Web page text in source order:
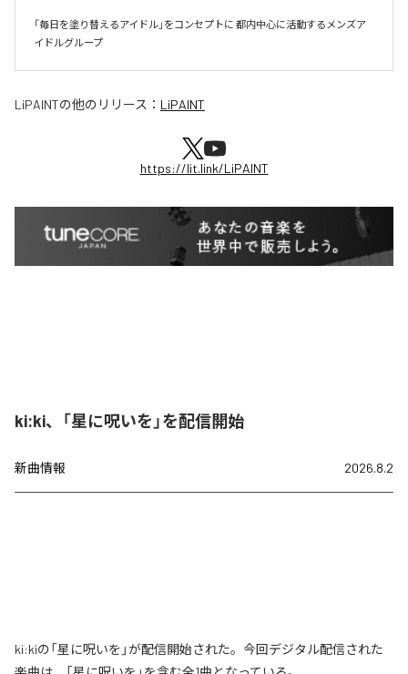
「毎日を塗り替えるアイドル」をコンセプトに 都内中心に活動するメンズア
イドルグループ
LiPAINTの他のリリース： LiPAINT
https://lit.link/LiPAINT
ki:ki、「星に呪いを」を配信開始
新曲情報 2026.8.2
ki:kiの「星に呪いを」が配信開始された。今回デジタル配信された